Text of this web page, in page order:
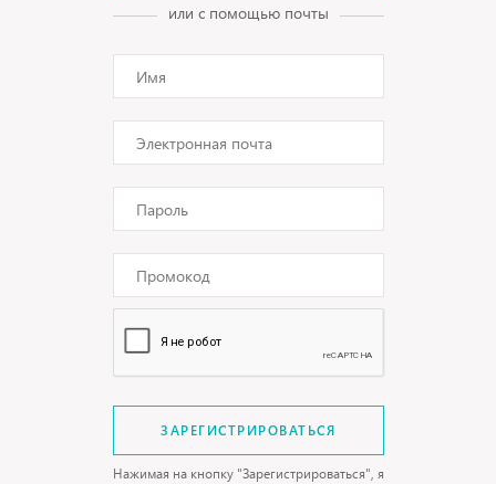
или с помощью почты
ЗАРЕГИСТРИРОВАТЬСЯ
Нажимая на кнопку "Зарегистрироваться", я